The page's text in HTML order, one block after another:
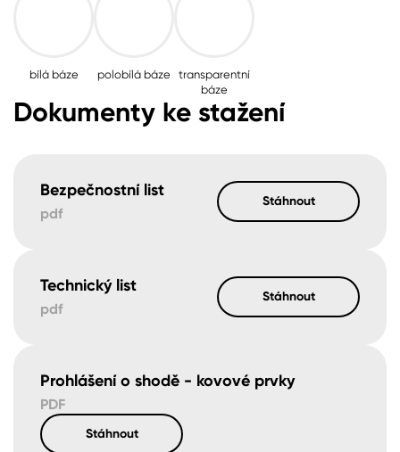
bílá báze polobílá báze
transparentní
báze
Dokumenty ke stažení
Bezpečnostní list
pdf
Stáhnout
Technický list
pdf
Stáhnout
Prohlášení o shodě - kovové prvky
PDF
Stáhnout